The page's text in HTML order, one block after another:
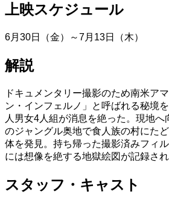
上映スケジュール
6月30日（金）～7月13日（木）
解説
ドキュメンタリー撮影のため南米ア
ン・インフェルノ」と呼ばれる秘境
人男女4人組が消息を絶った。現地へ
のジャングル奥地で食人族の村にた
体を発見。持ち帰った撮影済みフィ
には想像を絶する地獄絵図が記録され
スタッフ・キャスト